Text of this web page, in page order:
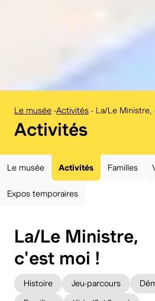
Le musée -Activités - La/Le Ministre,
:
Activités
Le musée Activités Familles
Expos temporaires
La/Le Ministre,
c'est moi !
Histoire Jeu-parcours